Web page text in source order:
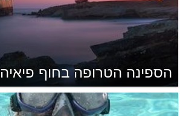
הספינה הטרופה בחוף פיאיה